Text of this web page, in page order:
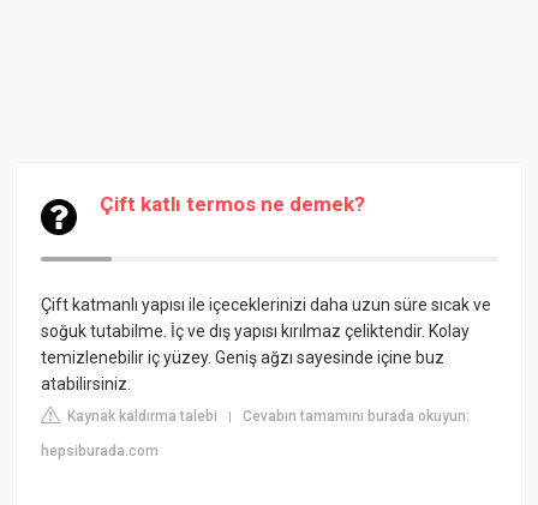
Çift katlı termos ne demek?
Çift katmanlı yapısı ile içeceklerinizi daha uzun süre sıcak ve
soğuk tutabilme. İç ve dış yapısı kırılmaz çeliktendir. Kolay
temizlenebilir iç yüzey. Geniş ağzı sayesinde içine buz
atabilirsiniz.
Kaynak kaldırma talebi |Cevabın tamamını burada okuyun:
hepsiburada.com